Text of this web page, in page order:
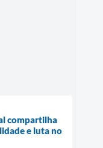
compartilha
e luta no